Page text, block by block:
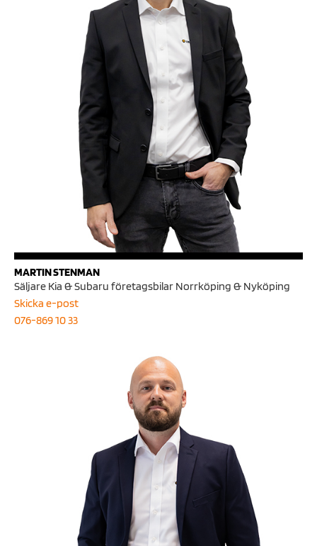
MARTIN STENMAN
Säljare Kia & Subaru företagsbilar Norrköping & Nyköping
Skicka e-post
076-869 10 33